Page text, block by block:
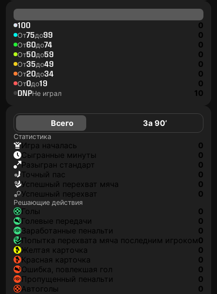
100 0
От75до99 0
От60до74 0
От50до59 0
От35до49 0
От20до34 0
От0до19 0
DNPНе играл 10
Всего За 90’
Статистика
игра началась
0
сыгранные минуты
0
разыгран стандарт
0
точный пас
0
успешный перехват мяча
0
успешный перехват
0
Решающие действия
голы
0
голевые передачи
0
заработанные пенальти
0
попытка перехвата мяча последним игроком0
желтая карточка
0
красная карточка
0
ошибка, повлекшая гол
0
пропущенный пенальти
0
автоголы
0